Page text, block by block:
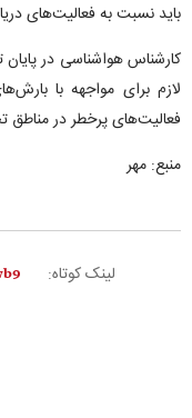
باید نسبت به فعالیت‌های
کارشناس هواشناسی در پایان
لازم برای مواجهه با
فعالیت‌های پرخطر در
منبع: مهر
لینک کوتاه: